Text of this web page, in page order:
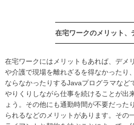
在宅ワークのメリット、
在宅ワークにはメリットもあれば、デメ
や介護で現場を離れざるを得なかったり
ならなかったりするJavaプログラマなど
やりくりしながら仕事を続けることが出
ょう。その他にも通勤時間が不要だった
られるなどのメリットがあります。その